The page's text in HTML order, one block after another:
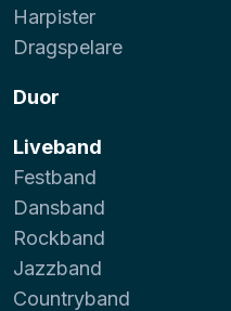
Harpister
Dragspelare
Duor
Liveband
Festband
Dansband
Rockband
Jazzband
Countryband